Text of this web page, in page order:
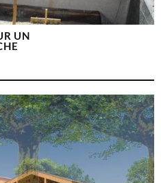
UN